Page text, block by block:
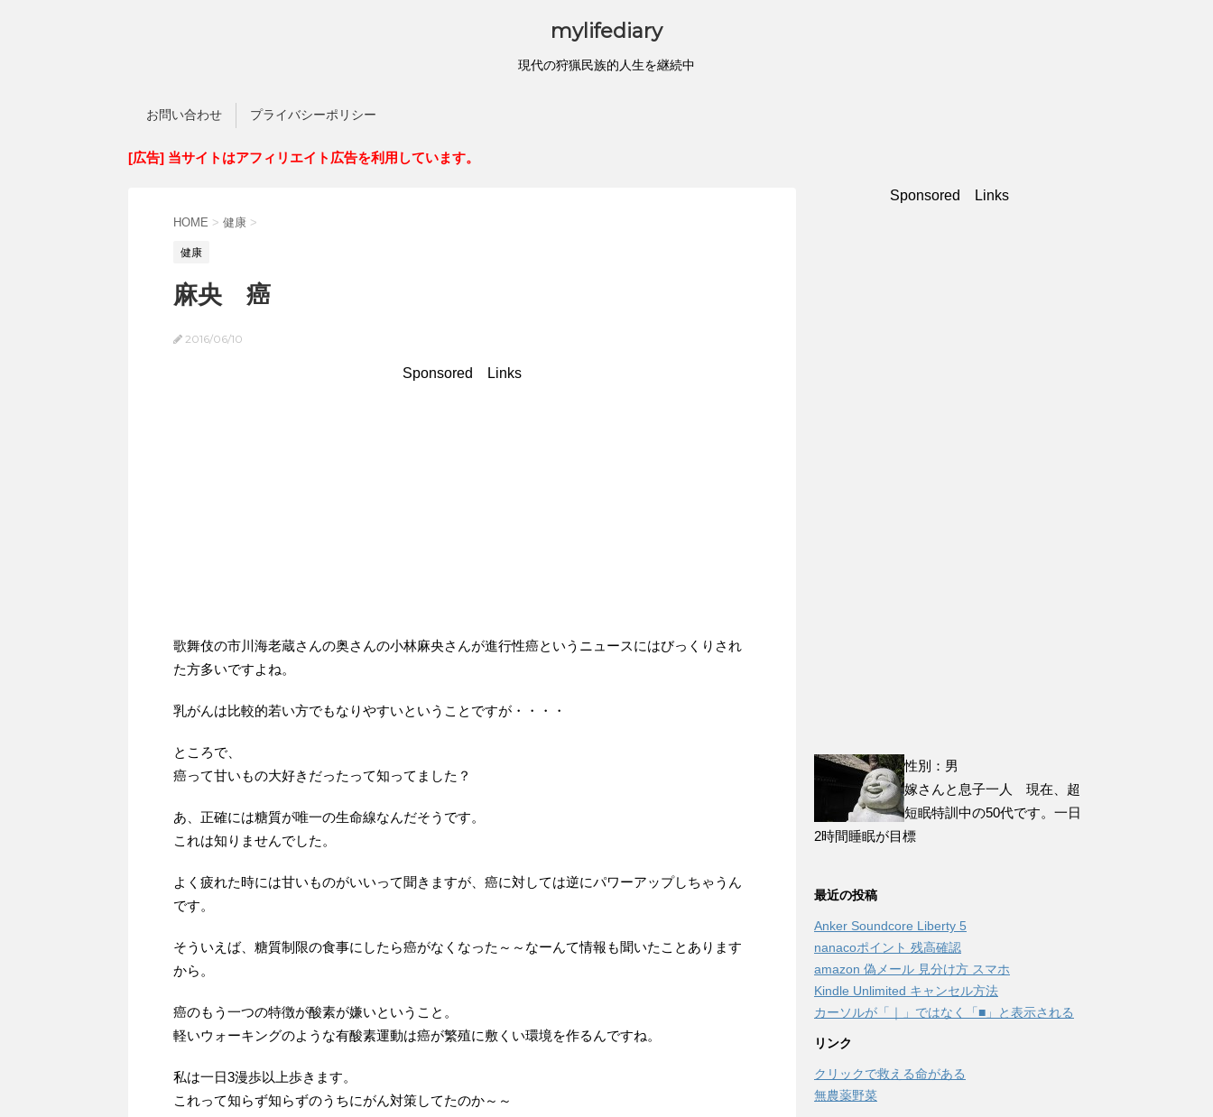
mylifediary
現代の狩猟民族的人生を継続中
お問い合わせ プライバシーポリシー
[広告] 当サイトはアフィリエイト広告を利用しています。
HOME > 健康 >
健康
麻央 癌
2016/06/10
Sponsored Links
歌舞伎の市川海老蔵さんの奥さんの小林麻央さんが進行性癌というニュースにはびっくりされ
た方多いですよね。
乳がんは比較的若い方でもなりやすいということですが・・・・
ところで、
癌って甘いもの大好きだったって知ってました？
あ、正確には糖質が唯一の生命線なんだそうです。
これは知りませんでした。
よく疲れた時には甘いものがいいって聞きますが、癌に対しては逆にパワーアップしちゃうん
です。
そういえば、糖質制限の食事にしたら癌がなくなった～～なーんて情報も聞いたことあります
から。
癌のもう一つの特徴が酸素が嫌いということ。
軽いウォーキングのような有酸素運動は癌が繁殖に敷くい環境を作るんですね。
私は一日3漫歩以上歩きます。
これって知らず知らずのうちにがん対策してたのか～～
Sponsored Links
性別：男
嫁さんと息子一人 現在、超
短眠特訓中の50代です。一日
2時間睡眠が目標
最近の投稿
Anker Soundcore Liberty 5
nanacoポイント 残高確認
amazon 偽メール 見分け方 スマホ
Kindle Unlimited キャンセル方法
カーソルが「｜」ではなく「■」と表示される
リンク
クリックで救える命がある
無農薬野菜